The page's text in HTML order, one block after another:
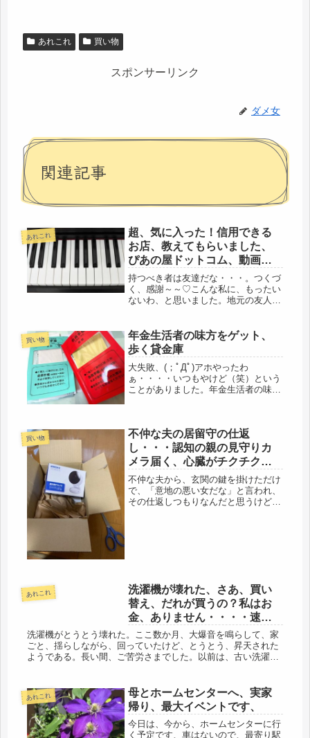
あれこれ 買い物
スポンサーリンク
ダメ女
関連記事
あれこれ
超、気に入った！信用できる
お店、教えてもらいました、
ぴあの屋ドットコム、動画に
はまってます（笑）・・・年
に一度の娘の料理（爆）
持つべき者は友達だな・・・。つくづ
く、感謝～～♡こんな私に、もったい
ないわ、と思いました。地元の友人
よ、という貧乏具合、そして、超不仲
夫婦関係、全て知ってる友人に、「老
後の趣...
買い物
年金生活者の味方をゲット、
歩く貸金庫
大失敗、(；ﾟДﾟ)アホやったわ
ぁ・・・・いつもやけど（笑）という
ことがありました。年金生活者の味
ろ、「ひかり」で10,000円で乗れ...
買い物
不仲な夫の居留守の仕返
し・・・認知の親の見守りカ
メラ届く、心臓がチクチク痛
い
不仲な夫から、玄関の鍵を掛けただけ
で、「意地の悪い女だな」と言われ、
その仕返しつもりなんだと思うけど、
あれこれ
洗濯機が壊れた、さあ、買い
替え、だれが買うの？私はお
金、ありません・・・・速
攻、通勤弁当作り、
洗濯機がとうとう壊れた。ここ数か月、大爆音を鳴らして、家
ごと、揺らしながら、回っていたけど、とうとう、昇天された
ようである。長い間、ご苦労さまでした。以前は、古い洗濯機
あれこれ
母とホームセンターへ、実家
帰り、最大イベントです、
今日は、今から、ホームセンターに行
く予定です、車はないので、最寄り駅